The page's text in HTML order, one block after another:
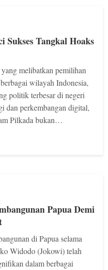
Tangkal Hoaks
melibatkan pemilihan
wilayah Indonesia,
politik terbesar di negeri
dan perkembangan digital,
Pilkada bukan…
Papua Demi
di Papua selama
Widodo (Jokowi) telah
dalam berbagai